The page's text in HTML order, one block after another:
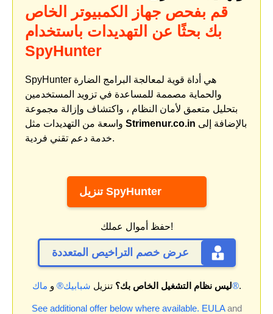
قم بفحص جهاز الكمبيوتر الخاص
بك بحثًا عن التهديدات باستخدام
SpyHunter
SpyHunter هي أداة قوية لمعالجة البرامج الضارة
والحماية مصممة للمساعدة في تزويد المستخدمين
بتحليل متعمق لأمان النظام ، واكتشاف وإزالة مجموعة
Strimenur.co.in
خدمة دعم تقني فردية.
تنزيل SpyHunter
حفظ أموال عملك!
عرض خصم التراخيص المتعددة
ليس نظام التشغيل الخاص بك؟ تنزيل شبابيك® و ماك®.
See additional offer below where available. EULAand